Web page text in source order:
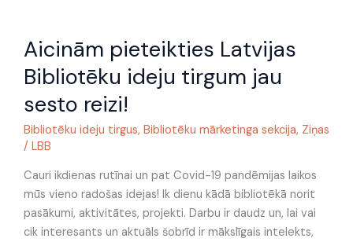
Aicinām pieteikties Latvijas
Bibliotēku ideju tirgum jau
sesto reizi!
Bibliotēku ideju tirgus, Bibliotēku mārketinga sekcija, Ziņas
/ LBB
Cauri ikdienas rutīnai un pat Covid-19 pandēmijas laikos
mūs vieno radošas idejas! Ik dienu kādā bibliotēkā norit
pasākumi, aktivitātes, projekti. Darbu ir daudz un, lai vai
cik interesants un aktuāls šobrīd ir mākslīgais intelekts,
pieteikties
Bibliotēku
ideju
jau
reizi!